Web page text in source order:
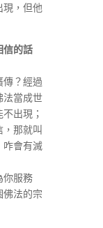
現，但他
信的話
？經過
法當成世
出現；
，那就叫
咋會有滅
服務
佛法的宗